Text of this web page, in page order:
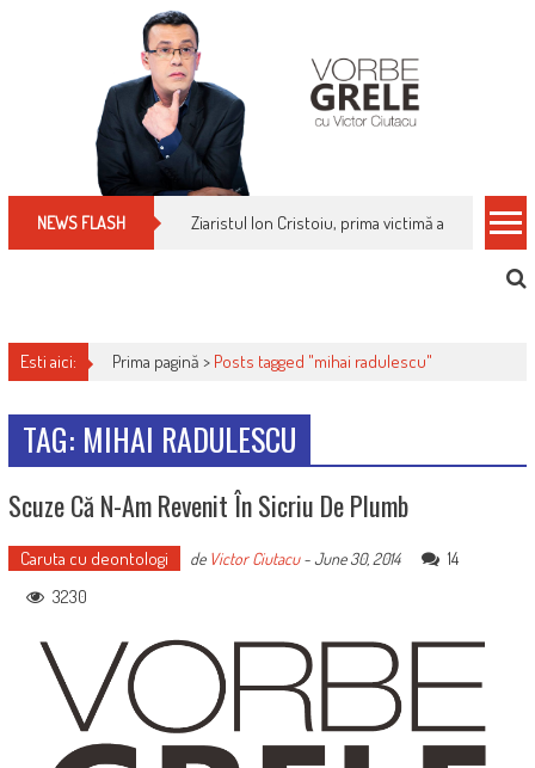
NEWS FLASH Ziaristul Ion Cristoiu, prima victimă a noi
Esti aici: Prima pagină > Posts tagged "mihai radulescu"
TAG: MIHAI RADULESCU
Scuze Că N-Am Revenit În Sicriu De Plumb
Caruta cu deontologi de Victor Ciutacu-June 30, 2014
14
3230